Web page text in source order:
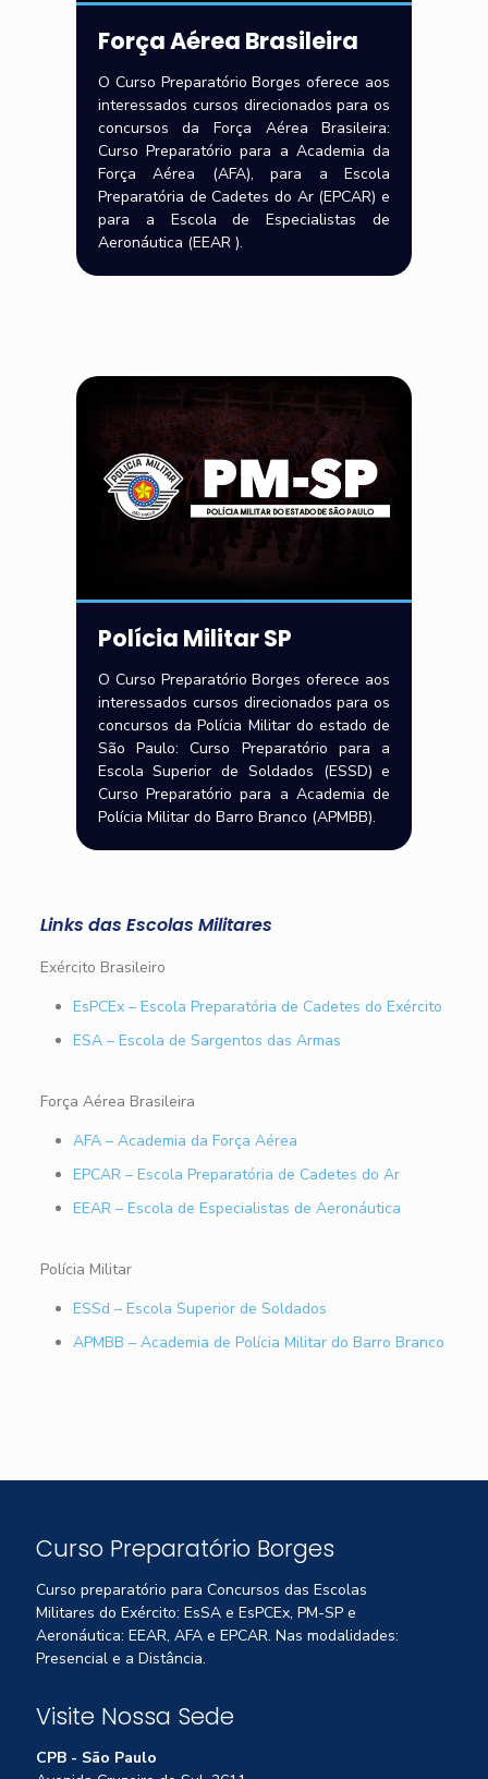
Força Aérea Brasileira
O Curso Preparatório Borges oferece aos
interessados cursos direcionados para os
concursos da Força Aérea Brasileira:
Curso Preparatório para a Academia da
Força Aérea (AFA), para a Escola
Preparatória de Cadetes do Ar (EPCAR) e
para a Escola de Especialistas de
Aeronáutica (EEAR ).
Polícia Militar SP
O Curso Preparatório Borges oferece aos
interessados cursos direcionados para os
concursos da Polícia Militar do estado de
São Paulo: Curso Preparatório para a
Escola Superior de Soldados (ESSD) e
Curso Preparatório para a Academia de
Polícia Militar do Barro Branco (APMBB).
Links das Escolas Militares
Exército Brasileiro
EsPCEx – Escola Preparatória de Cadetes do Exército
ESA – Escola de Sargentos das Armas
Força Aérea Brasileira
AFA – Academia da Força Aérea
EPCAR – Escola Preparatória de Cadetes do Ar
EEAR – Escola de Especialistas de Aeronáutica
Polícia Militar
ESSd – Escola Superior de Soldados
APMBB – Academia de Polícia Militar do Barro Branco
Curso Preparatório Borges
Curso preparatório para Concursos das Escolas
Militares do Exército: EsSA e EsPCEx, PM-SP e
Aeronáutica: EEAR, AFA e EPCAR. Nas modalidades:
Presencial e a Distância.
Visite Nossa Sede
CPB - São Paulo